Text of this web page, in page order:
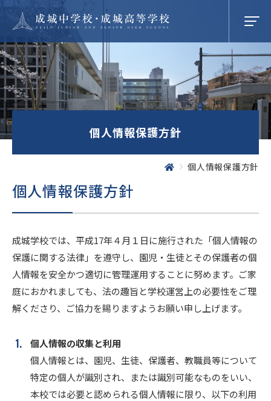
学校紹介
成城での学び
学校生活
SEIJO STORIES
進路・進学
在校生・
保護者の
皆様へ
卒業生の
皆様へ
地域の
個人情報保護方針
個人情報保護方針
個人情報保護方針
成城学校では、平成17年４月１日に施行された「個人情報の
保護に関する法律」を遵守し、園児・生徒とその保護者の個
人情報を安全かつ適切に管理運用することに努めます。ご家
庭におかれましても、法の趣旨と学校運営上の必要性をご理
解くださり、ご協力を賜りますようお願い申し上げます。
個人情報の収集と利用
個人情報とは、園児、生徒、保護者、教職員等について
特定の個人が識別され、または識別可能なものをいい、
本校では必要と認められる個人情報に限り、以下の利用